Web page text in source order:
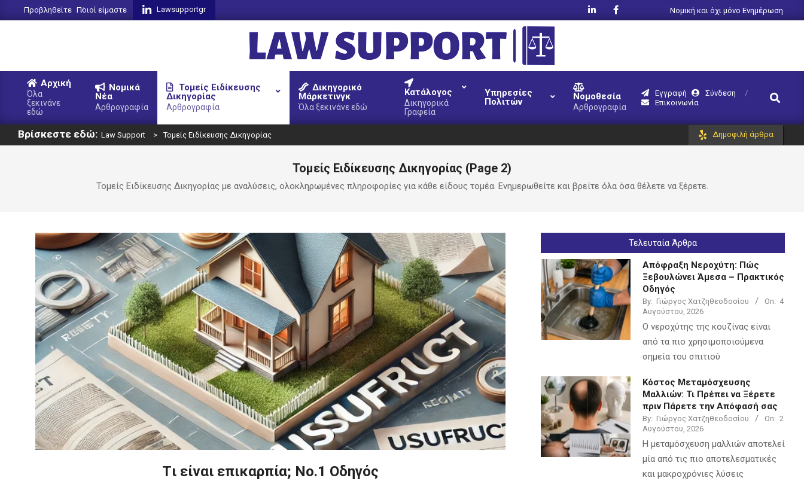
to
Προβληθείτε Ποιοί είμαστε Lawsupportgr Νομική και όχι μόνο Ενημέρωση
LAW
SUPPORT
Primary
Menu
Αρχική
Όλα
ξεκινάνε
εδώ
Νομικά
Νέα
Αρθρογραφία
Τομείς Ειδίκευσης
Δικηγορίας
Αρθρογραφία
Δικηγορικό
Μάρκετινγκ
Όλα ξεκινάνε εδώ
Κατάλογος
Δικηγορικά
Γραφεία
Υπηρεσίες
Πολιτών
Νομοθεσία
Αρθρογραφία
Εγγραφή
Σύνδεση
Επικοινωνία
Search
Βρίσκεστε εδώ: Law Support > Τομείς Ειδίκευσης Δικηγορίας Δημοφιλή άρθρα
Τομείς Ειδίκευσης Δικηγορίας (Page 2)
Τομείς Ειδίκευσης Δικηγορίας με αναλύσεις, ολοκληρωμένες πληροφορίες για κάθε είδους τομέα. Ενημερωθείτε και βρείτε όλα όσα θέλετε να ξέρετε.
Tι είναι επικαρπία; Νο.1 Οδηγός
Τελευταία Άρθρα
Απόφραξη Νεροχύτη: Πώς
Ξεβουλώνει Άμεσα – Πρακτικός
Οδηγός
By: Γιώργος Χατζηθεοδοσίου On: 4
Αυγούστου, 2026
Ο νεροχύτης της κουζίνας είναι
από τα πιο χρησιμοποιούμενα
σημεία του σπιτιού
Κόστος Μεταμόσχευσης
Μαλλιών: Τι Πρέπει να Ξέρετε
πριν Πάρετε την Απόφασή σας
By: Γιώργος Χατζηθεοδοσίου On: 2
Αυγούστου, 2026
Η μεταμόσχευση μαλλιών αποτελεί
μία από τις πιο αποτελεσματικές
και μακροχρόνιες λύσεις